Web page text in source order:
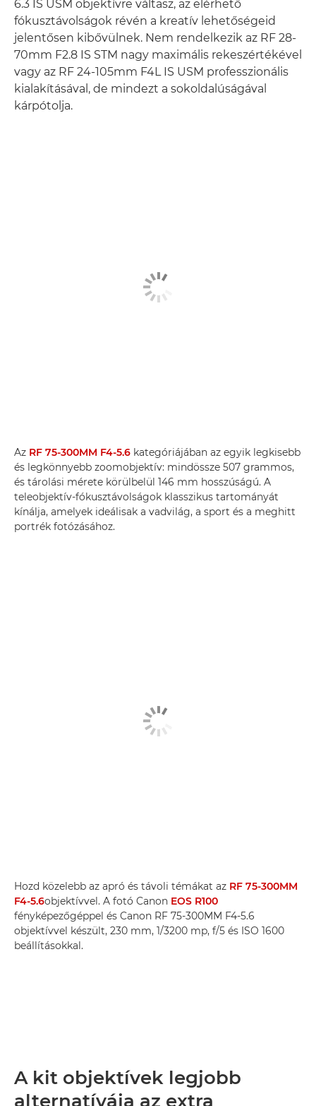
6.3 IS USM objektívre váltasz, az elérhető
fókusztávolságok révén a kreatív lehetőségeid
jelentősen kibővülnek. Nem rendelkezik az RF 28-
70mm F2.8 IS STM nagy maximális rekeszértékével
vagy az RF 24-105mm F4L IS USM professzionális
kialakításával, de mindezt a sokoldalúságával
kárpótolja.
Az RF 75-300MM F4-5.6 kategóriájában az egyik legkisebb
és legkönnyebb zoomobjektív: mindössze 507 grammos,
és tárolási mérete körülbelül 146 mm hosszúságú. A
teleobjektív-fókusztávolságok klasszikus tartományát
kínálja, amelyek ideálisak a vadvilág, a sport és a meghitt
portrék fotózásához.
Hozd közelebb az apró és távoli témákat az RF 75-300MM
F4-5.6objektívvel. A fotó Canon EOS R100
fényképezőgéppel és Canon RF 75-300MM F4-5.6
objektívvel készült, 230 mm, 1/3200 mp, f/5 és ISO 1600
beállításokkal.
A kit objektívek legjobb
alternatívája az extra